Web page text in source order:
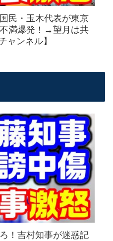
民・玉木代表が東京
満爆発！→望月は共
ャンネル】
！吉村知事が迷惑記